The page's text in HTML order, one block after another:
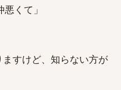
くて」
すけど、知らない方が